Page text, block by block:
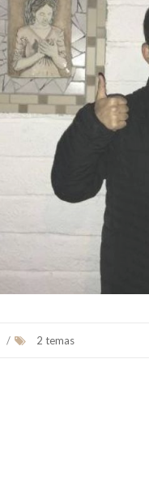
/ 2 temas